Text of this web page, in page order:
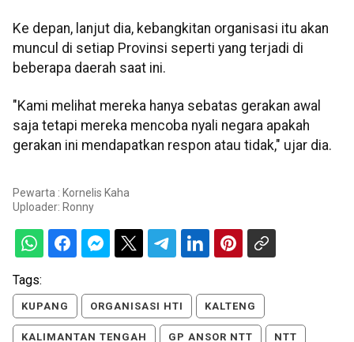
Ke depan, lanjut dia, kebangkitan organisasi itu akan
muncul di setiap Provinsi seperti yang terjadi di
beberapa daerah saat ini.
"Kami melihat mereka hanya sebatas gerakan awal
saja tetapi mereka mencoba nyali negara apakah
gerakan ini mendapatkan respon atau tidak," ujar dia.
Pewarta : Kornelis Kaha
Uploader: Ronny
Tags:
KUPANG ORGANISASI HTI KALTENG
KALIMANTAN TENGAH GP ANSOR NTT NTT